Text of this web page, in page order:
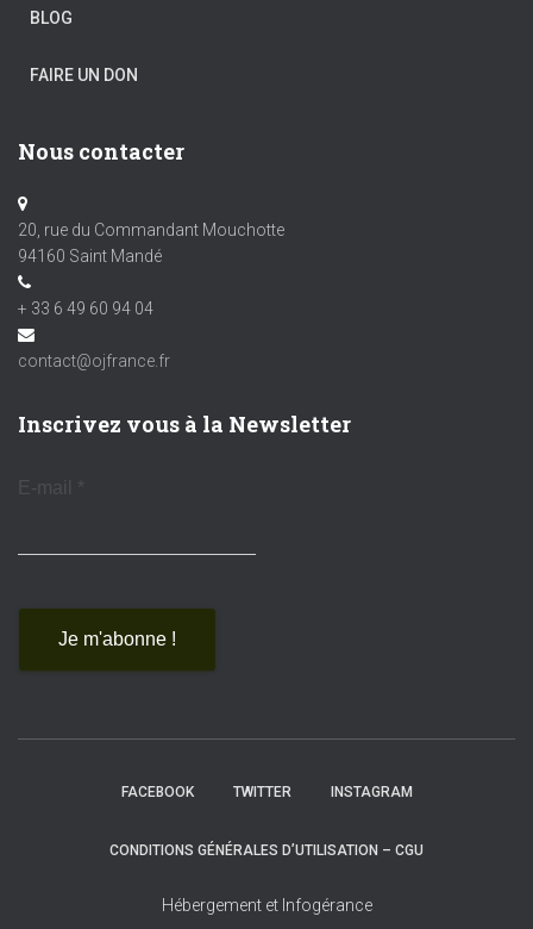
BLOG
FAIRE UN DON
Nous contacter
20, rue du Commandant Mouchotte
94160 Saint Mandé
+ 33 6 49 60 94 04
contact@ojfrance.fr
Inscrivez vous à la Newsletter
E-mail *
FACEBOOK TWITTER INSTAGRAM
CONDITIONS GÉNÉRALES D’UTILISATION – CGU
Hébergement et Infogérance